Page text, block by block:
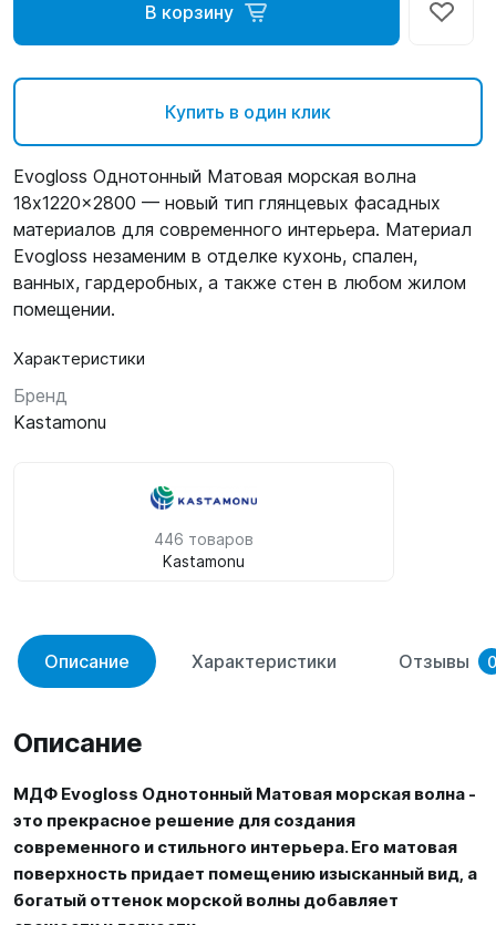
В корзину
Купить в один клик
Evogloss Однотонный Матовая морская волна
18x1220x2800 — новый тип глянцевых фасадных
материалов для современного интерьера. Материал
Evogloss незаменим в отделке кухонь, спален,
ванных, гардеробных, а также стен в любом жилом
помещении.
Характеристики
Бренд
Kastamonu
446 товаров
Kastamonu
Описание Характеристики Отзывы 0
Описание
МДФ Evogloss Однотонный Матовая морская волна -
это прекрасное решение для создания
современного и стильного интерьера. Его матовая
поверхность придает помещению изысканный вид, а
богатый оттенок морской волны добавляет